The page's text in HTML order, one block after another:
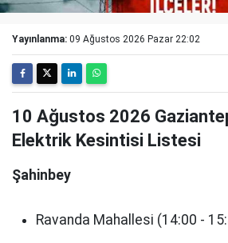
Yayınlanma: 09 Ağustos 2026 Pazar 22:02
10 Ağustos 2026
Elektrik Kesintisi Listesi
Şahinbey
Ravanda Mahallesi (14:00 -